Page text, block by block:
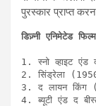
पुरस्कार प्राप्त
1. स्नो व्हाइट एंड
2. सिंड्रेला
3. द लायन किंग
4. ब्यूटी एंड द